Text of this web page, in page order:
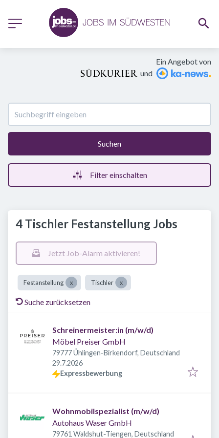
Ein Angebot von
und
Suchen
Filter einschalten
4 Tischler Festanstellung Jobs
Jetzt Job-Alarm aktivieren!
Festanstellung Tischler
Suche zurücksetzen
Schreinermeister:in (m/w/d)
Möbel Preiser GmbH
79777 Ühlingen-Birkendorf, Deutschland
Veröffentlicht
29.7.2026
Expressbewerbung
Wohnmobilspezialist (m/w/d)
Autohaus Waser GmbH
79761 Waldshut-Tiengen, Deutschland